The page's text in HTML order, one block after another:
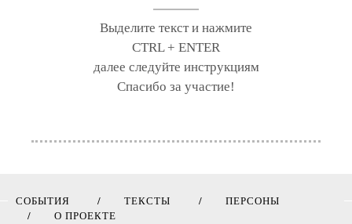
Выделите текст и нажмите
CTRL + ENTER
далее следуйте инструкциям
Спасибо за участие!
СОБЫТИЯ ТЕКСТЫ
ПЕРСОНЫ
О ПРОЕКТЕ